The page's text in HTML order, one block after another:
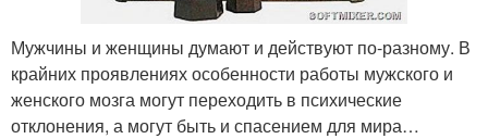
Мужчины и женщины думают и действуют по-разному. В
крайних проявлениях особенности работы мужского и
женского мозга могут переходить в психические
отклонения, а могут быть и спасением для мира…